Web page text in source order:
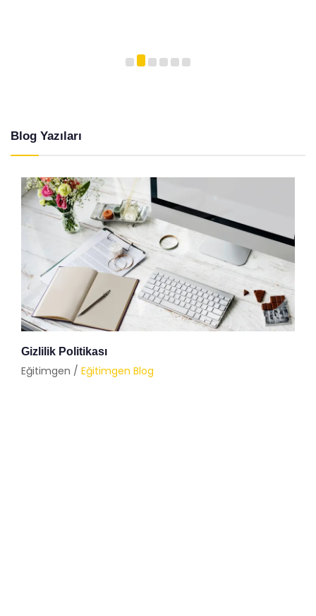
Blog Yazıları
Gizlilik Politikası
Eğitimgen / Eğitimgen Blog